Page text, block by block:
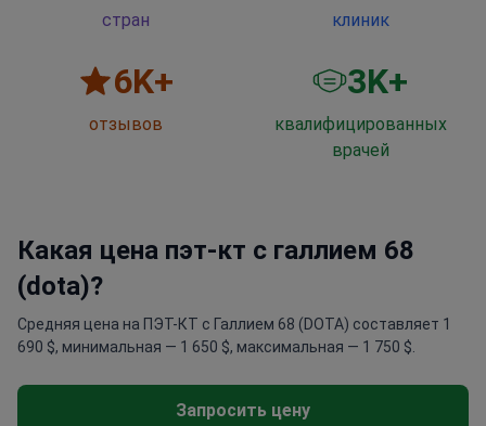
стран клиник
6K+
отзывов
3K+
квалифицированных
врачей
Какая цена пэт-кт с галлием 68
(dota)?
Средняя цена на ПЭТ-КТ с Галлием 68 (DOTA) составляет 1
690 $, минимальная — 1 650 $, максимальная — 1 750 $.
Запросить цену